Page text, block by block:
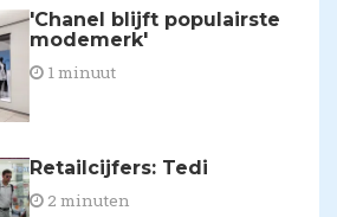
'Chanel blijft populairste
modemerk'
1 minuut
Retailcijfers: Tedi
2 minuten